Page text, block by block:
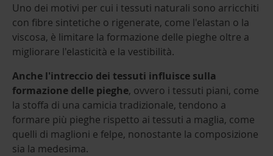
Uno dei motivi per cui i tessuti naturali sono arricchiti
con fibre sintetiche o rigenerate, come l'elastan o la
viscosa, è limitare la formazione delle pieghe oltre a
migliorare l'elasticità e la vestibilità.
Anche l'intreccio dei tessuti influisce sulla
formazione delle pieghe, ovvero i tessuti piani, come
la stoffa di una camicia tradizionale, tendono a
formare più pieghe rispetto ai tessuti a maglia, come
quelli di maglioni e felpe, nonostante la composizione
sia la medesima.